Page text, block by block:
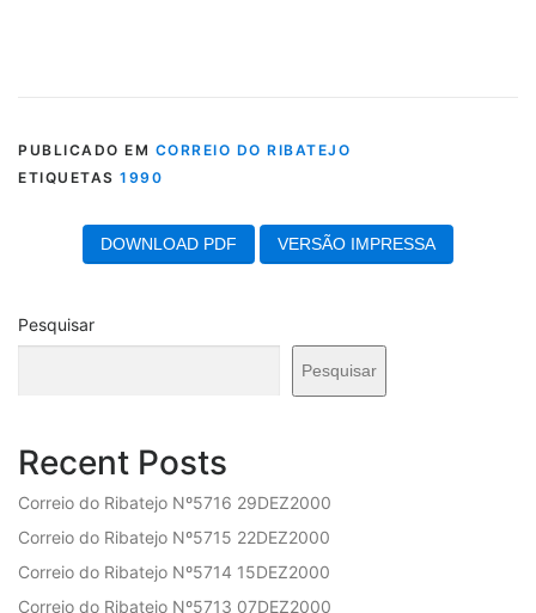
PUBLICADO EM CORREIO DO RIBATEJO
ETIQUETAS 1990
DOWNLOAD PDF VERSÃO IMPRESSA
Pesquisar
Pesquisar
Recent Posts
Correio do Ribatejo Nº5716 29DEZ2000
Correio do Ribatejo Nº5715 22DEZ2000
Correio do Ribatejo Nº5714 15DEZ2000
Correio do Ribatejo Nº5713 07DEZ2000